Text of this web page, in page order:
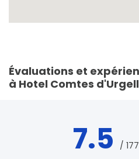
Évaluations et
à Hotel Comtes
7.5 /